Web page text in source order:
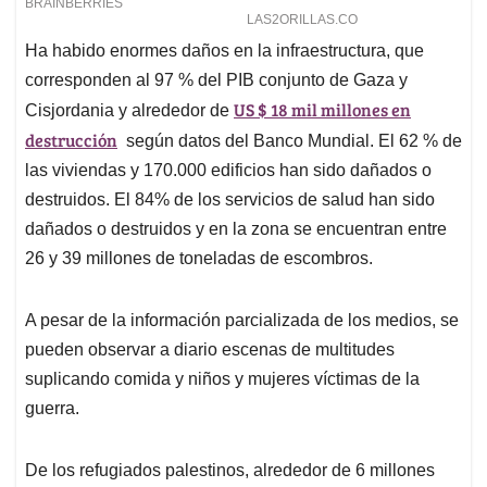
Ha habido enormes daños en la infraestructura, que
corresponden al 97 % del PIB conjunto de Gaza y
Cisjordania y alrededor de US $ 18 mil millones en
destrucción según datos del Banco Mundial. El 62 % de
las viviendas y 170.000 edificios han sido dañados o
destruidos. El 84% de los servicios de salud han sido
dañados o destruidos y en la zona se encuentran entre
26 y 39 millones de toneladas de escombros.
A pesar de la información parcializada de los medios, se
pueden observar a diario escenas de multitudes
suplicando comida y niños y mujeres víctimas de la
guerra.
De los refugiados palestinos, alrededor de 6 millones